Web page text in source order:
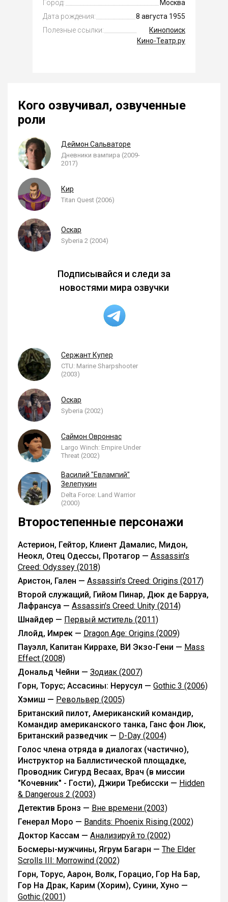
Город:
Москва
Дата рождения:
8 августа 1955
Полезные ссылки:
Кинопоиск
Кино-Театр.ру
Кого озвучивал, озвученные
роли
Деймон Сальваторе
Дневники вампира (2009-
2017)
Кир
Titan Quest (2006)
Оскар
Syberia 2 (2004)
Подписывайся и следи за
новостями мира озвучки
Сержант Купер
CTU: Marine Sharpshooter
(2003)
Оскар
Syberia (2002)
Саймон Овроннас
Largo Winch: Empire Under
Threat (2002)
Василий "Евлампий"
Зелепукин
Delta Force: Land Warrior
(2000)
Второстепенные персонажи
Астерион, Гейтор, Клиент Дамалис, Мидон,
Неокл, Отец Одессы, Протагор — Assassin's
Creed: Odyssey (2018)
Аристон, Гален — Assassin's Creed: Origins (2017)
Второй служащий, Гийом Пинар, Дюк де Барруа,
Лафрансуа — Assassin's Creed: Unity (2014)
Шнайдер — Первый мститель (2011)
Ллойд, Имрек — Dragon Age: Origins (2009)
Пауэлл, Капитан Киррахе, ВИ Экзо-Гени — Mass
Effect (2008)
Дональд Чейни — Зодиак (2007)
Горн, Торус; Ассасины: Нерусул — Gothic 3 (2006)
Хэмиш — Револьвер (2005)
Британский пилот, Американский командир,
Командир американского танка, Ганс фон Люк,
Британский разведчик — D-Day (2004)
Голос члена отряда в диалогах (частично),
Инструктор на Баллистической площадке,
Проводник Сигурд Весаах, Врач (в миссии
"Кочевник" - Гости), Джири Требисски — Hidden
& Dangerous 2 (2003)
Детектив Бронз — Вне времени (2003)
Генерал Моро — Bandits: Phoenix Rising (2002)
Доктор Кассам — Анализируй то (2002)
Босмеры-мужчины, Ягрум Багарн — The Elder
Scrolls III: Morrowind (2002)
Горн, Торус, Аарон, Волк, Горацио, Гор На Бар,
Гор На Драк, Карим (Хорим), Суини, Хуно —
Gothic (2001)